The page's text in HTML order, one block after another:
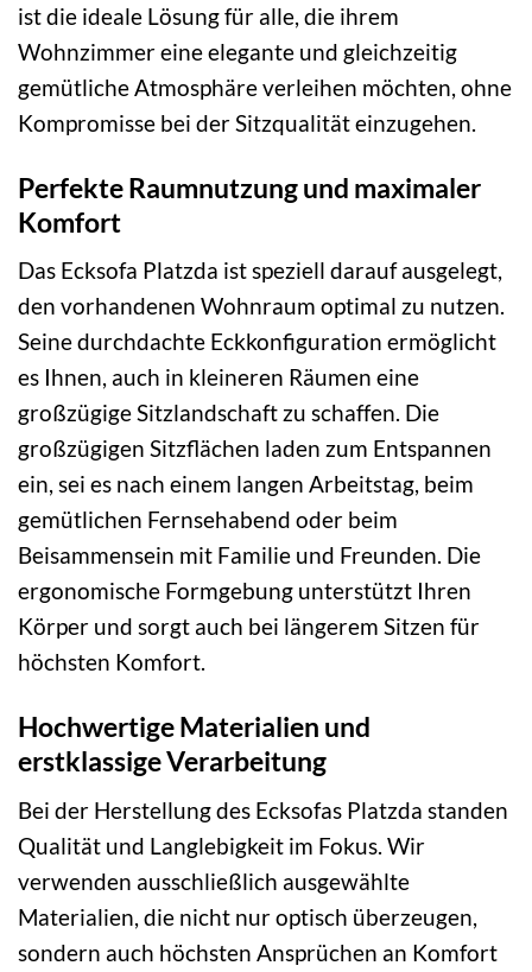
ist die ideale Lösung für alle, die ihrem
Wohnzimmer eine elegante und gleichzeitig
gemütliche Atmosphäre verleihen möchten, ohne
Kompromisse bei der Sitzqualität einzugehen.
Perfekte Raumnutzung und maximaler
Komfort
Das Ecksofa Platzda ist speziell darauf ausgelegt,
den vorhandenen Wohnraum optimal zu nutzen.
Seine durchdachte Eckkonfiguration ermöglicht
es Ihnen, auch in kleineren Räumen eine
großzügige Sitzlandschaft zu schaffen. Die
großzügigen Sitzflächen laden zum Entspannen
ein, sei es nach einem langen Arbeitstag, beim
gemütlichen Fernsehabend oder beim
Beisammensein mit Familie und Freunden. Die
ergonomische Formgebung unterstützt Ihren
Körper und sorgt auch bei längerem Sitzen für
höchsten Komfort.
Hochwertige Materialien und
erstklassige Verarbeitung
Bei der Herstellung des Ecksofas Platzda standen
Qualität und Langlebigkeit im Fokus. Wir
verwenden ausschließlich ausgewählte
Materialien, die nicht nur optisch überzeugen,
sondern auch höchsten Ansprüchen an Komfort